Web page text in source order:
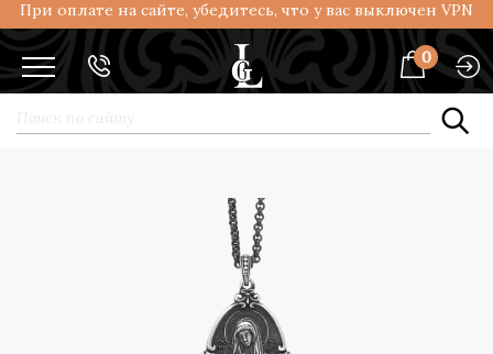
При оплате на сайте, убедитесь, что у вас выключен VPN
0